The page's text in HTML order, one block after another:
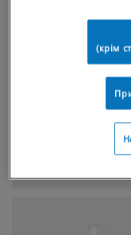
ОЧИЩЕННЯ ДЛЯ
(крім